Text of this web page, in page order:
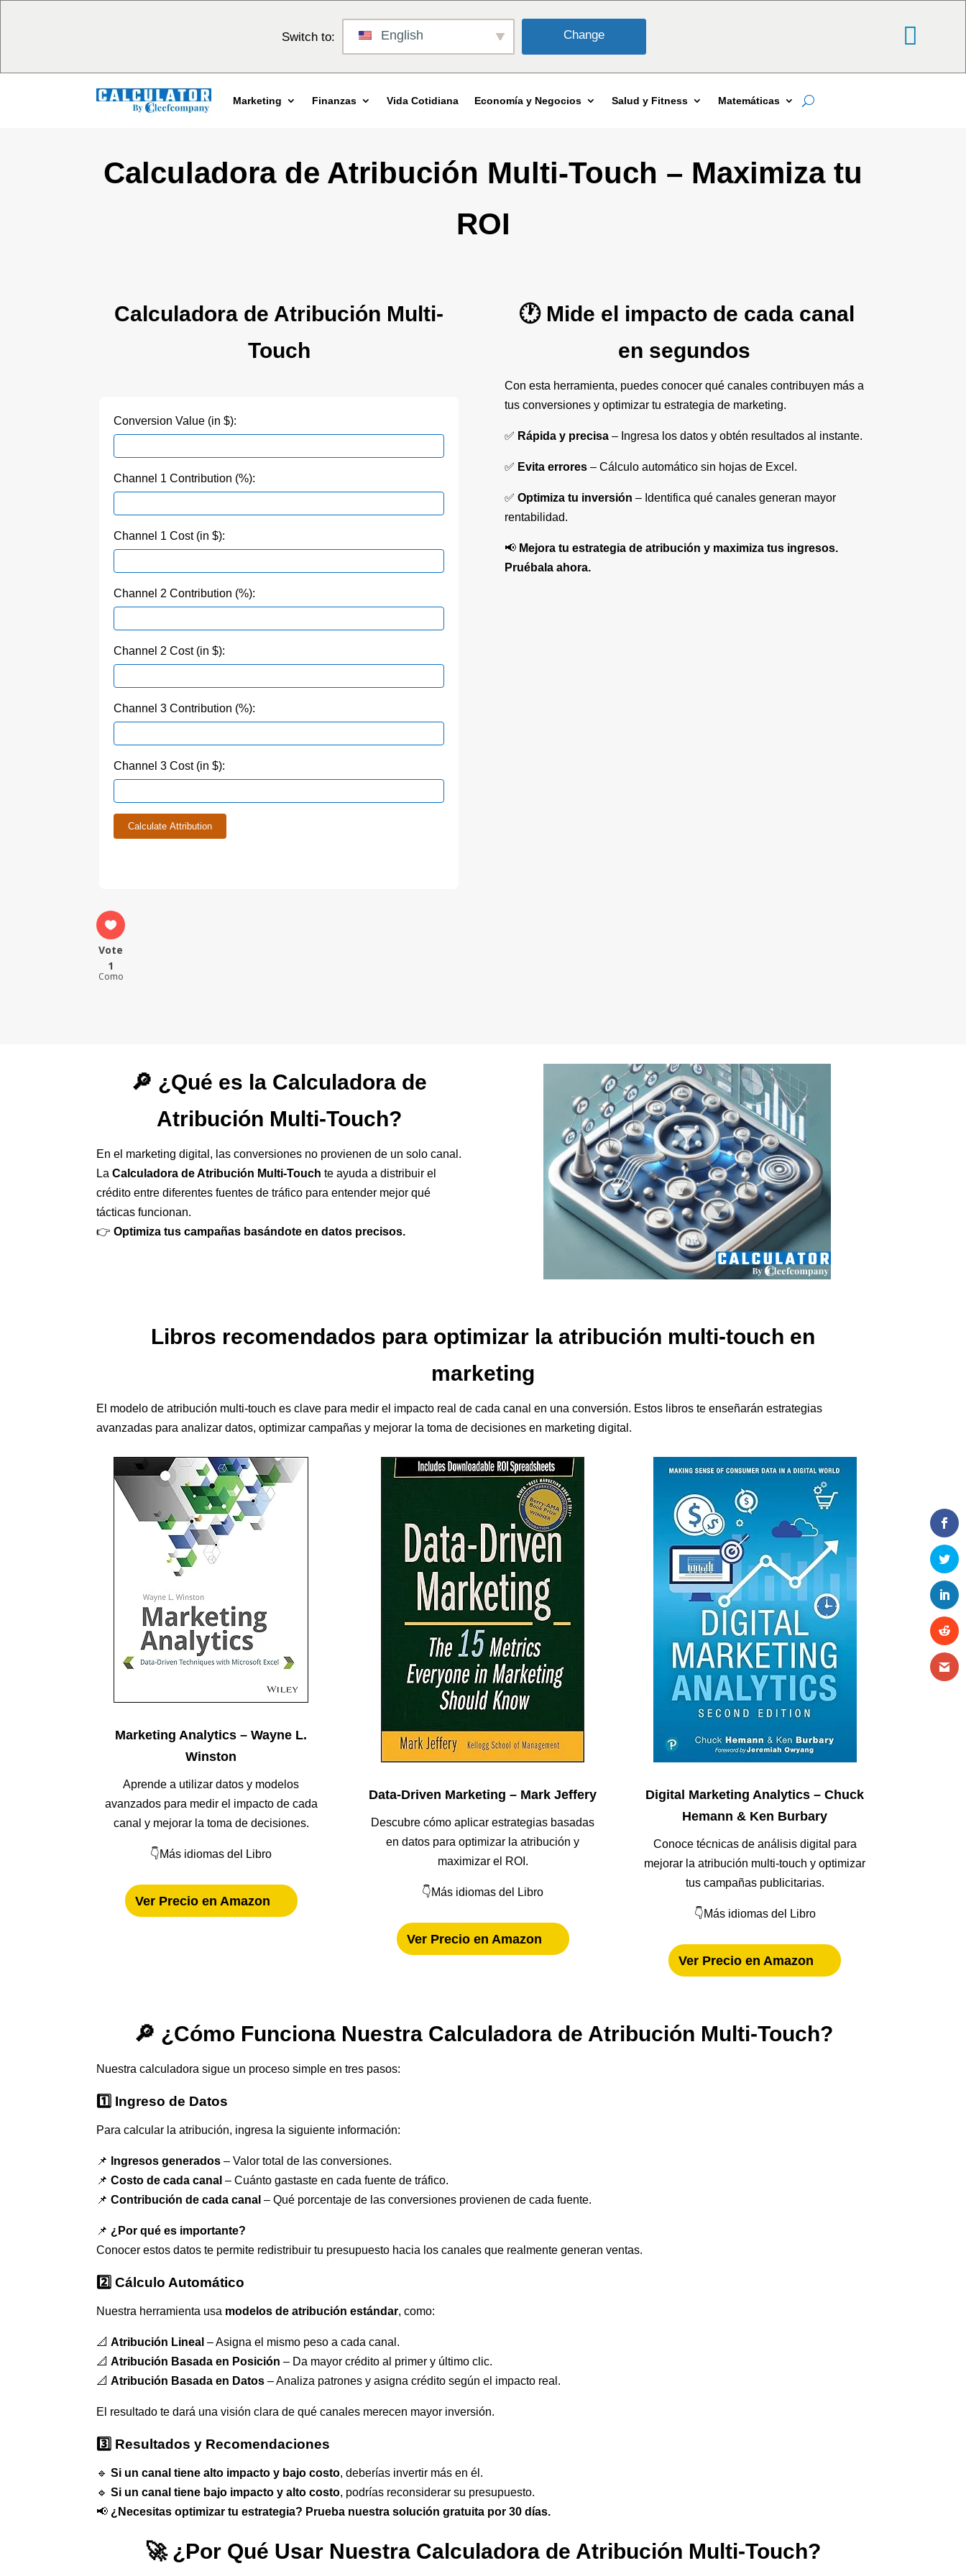
Switch to: English Change
Marketing Finanzas Vida Cotidiana Economía y Negocios Salud y Fitness Matemáticas
Calculadora de Atribución Multi-Touch – Maximiza tu
ROI
Calculadora de Atribución Multi-
Touch
Conversion Value (in $):
Channel 1 Contribution (%):
Channel 1 Cost (in $):
Channel 2 Contribution (%):
Channel 2 Cost (in $):
Channel 3 Contribution (%):
Channel 3 Cost (in $):
Calculate Attribution
Vote
1
Como
🕐 Mide el impacto de cada canal
en segundos
Con esta herramienta, puedes conocer qué canales contribuyen más a
tus conversiones y optimizar tu estrategia de marketing.
✅ Rápida y precisa– Ingresa los datos y obtén resultados al instante.
✅ Evita errores– Cálculo automático sin hojas de Excel.
✅ Optimiza tu inversión – Identifica qué canales generan mayor
rentabilidad.
📢 Mejora tu estrategia de atribución y maximiza tus ingresos.
Pruébala ahora.
🔎 ¿Qué es la Calculadora de
Atribución Multi-Touch?
En el marketing digital, las conversiones no provienen de un solo canal.
LaCalculadora de Atribución Multi-Touch te ayuda a distribuir el
crédito entre diferentes fuentes de tráfico para entender mejor qué
tácticas funcionan.
👉Optimiza tus campañas basándote en datos precisos.
Libros recomendados para optimizar la atribución multi-touch en
marketing
El modelo de atribución multi-touch es clave para medir el impacto real de cada canal en una conversión. Estos libros te enseñarán estrategias
avanzadas para analizar datos, optimizar campañas y mejorar la toma de decisiones en marketing digital.
Marketing Analytics – Wayne L.
Winston
Aprende a utilizar datos y modelos
avanzados para medir el impacto de cada
canal y mejorar la toma de decisiones.
👇Más idiomas del Libro
Ver Precio en Amazon
Data-Driven Marketing – Mark Jeffery
Descubre cómo aplicar estrategias basadas
en datos para optimizar la atribución y
maximizar el ROI.
👇Más idiomas del Libro
Ver Precio en Amazon
Digital Marketing Analytics – Chuck
Hemann & Ken Burbary
Conoce técnicas de análisis digital para
mejorar la atribución multi-touch y optimizar
tus campañas publicitarias.
👇Más idiomas del Libro
Ver Precio en Amazon
🔎 ¿Cómo Funciona Nuestra Calculadora de Atribución Multi-Touch?
Nuestra calculadora sigue un proceso simple en tres pasos:
1️⃣ Ingreso de Datos
Para calcular la atribución, ingresa la siguiente información:
📌 Ingresos generados – Valor total de las conversiones.
📌Costo de cada canal – Cuánto gastaste en cada fuente de tráfico.
📌Contribución de cada canal – Qué porcentaje de las conversiones provienen de cada fuente.
📌 ¿Por qué es importante?
Conocer estos datos te permite redistribuir tu presupuesto hacia los canales que realmente generan ventas.
2️⃣ Cálculo Automático
Nuestra herramienta usa modelos de atribución estándar, como:
📐Atribución Lineal – Asigna el mismo peso a cada canal.
📐Atribución Basada en Posición – Da mayor crédito al primer y último clic.
📐Atribución Basada en Datos – Analiza patrones y asigna crédito según el impacto real.
El resultado te dará una visión clara de qué canales merecen mayor inversión.
3️⃣ Resultados y Recomendaciones
🔹Si un canal tiene alto impacto y bajo costo, deberías invertir más en él.
🔹Si un canal tiene bajo impacto y alto costo, podrías reconsiderar su presupuesto.
📢 ¿Necesitas optimizar tu estrategia? Prueba nuestra solución gratuita por 30 días.
🚀 ¿Por Qué Usar Nuestra Calculadora de Atribución Multi-Touch?